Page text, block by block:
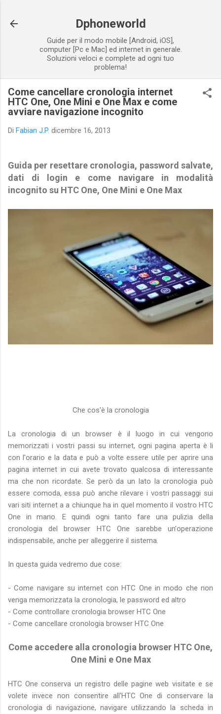
Dphoneworld
Guide per il modo mobile [Android, iOS],
computer [Pc e Mac] ed internet in generale.
Soluzioni veloci e complete ad ogni tuo
problema!
Come cancellare cronologia internet
HTC One, One Mini e One Max e come
avviare navigazione incognito
Di Fabian J.P. dicembre 16, 2013
Guida per resettare cronologia, password salvate,
dati di login e come navigare in modalità
incognito su HTC One, One Mini e One Max
Che cos'è la cronologia
La cronologia di un browser è il luogo in cui vengono
memorizzati i vostri passi su internet, ogni pagina aperta è li
con l'orario e la data e può a volte essere utile per aprire una
pagina internet in cui avete trovato qualcosa di interessante
ma che non ricordate. Se però da un lato la cronologia può
essere comoda, essa può anche rilevare i vostri passaggi sui
vari siti internet a a chiunque ha in quel momento il vostro HTC
One in mano. E quindi ogni tanto fare una pulizia della
cronologia del browser HTC One sarebbe un'operazione
indispensabile, anche per alleggerire il sistema.
In questa guida vedremo due cose:
- Come navigare su internet con HTC One in modo che non
venga memorizzata la cronologia, le password ed altro
- Come controllare cronologia browser HTC One
- Come cancellare cronologia browser HTC One
Come accedere alla cronologia browser HTC One,
One Mini e One Max
HTC One conserva un registro delle pagine web visitate e se
volete invece non consentire all'HTC One di conservare la
cronologia di navigazione, navigare utilizzando la scheda in